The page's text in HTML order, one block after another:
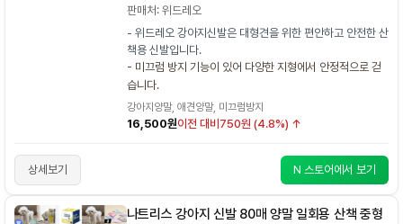
판매처: 위드레오
- 위드레오 강아지신발은 대형견을 위한 편안하고 안전한 산
책용 신발입니다.
- 미끄럼 방지 기능이 있어 다양한 지형에서 안정적으로 걷
습니다.
강아지양말, 애견양말, 미끄럼방지
16,500원이전 대비 750원 (4.8%) ↑
상세보기 N 스토어에서 보기
나트리스 강아지 신발 80매 양말 일회용 산책 중형